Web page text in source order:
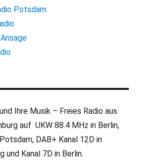
Potsdam
Ihre Musik – Freies Radio aus
auf UKW 88.4 MHz in Berlin,
DAB+ Kanal 12D in
und Kanal 7D in Berlin.